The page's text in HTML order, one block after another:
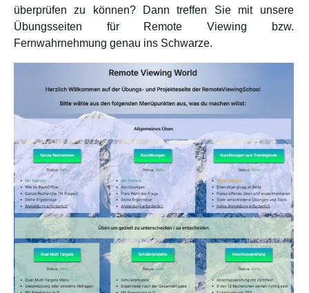
überprüfen zu können? Dann treffen Sie mit unsere
Übungsseiten für Remote Viewing bzw.
Fernwahrnehmung genau ins Schwarze.